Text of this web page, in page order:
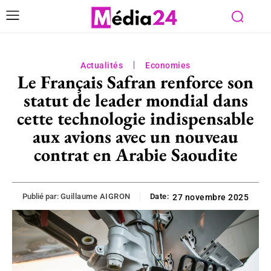
Actualités Economies
Le Français Safran renforce son
statut de leader mondial dans
cette technologie indispensable
aux avions avec un nouveau
contrat en Arabie Saoudite
Publié par: Guillaume AIGRON Date: 27 novembre 2025